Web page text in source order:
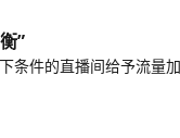
”
条件的直播间给予流量加